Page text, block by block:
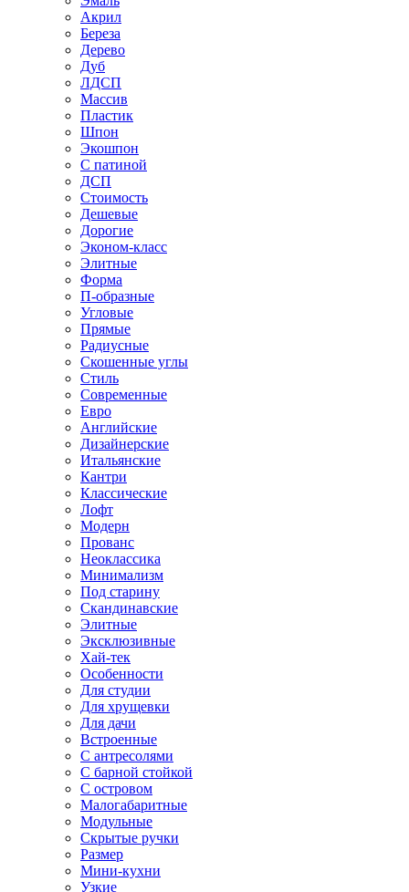
Акрил
Береза
Дерево
Дуб
ЛДСП
Массив
Пластик
Шпон
Экошпон
С патиной
ДСП
Стоимость
Дешевые
Дорогие
Эконом-класс
Элитные
Форма
П-образные
Угловые
Прямые
Радиусные
Скошенные углы
Стиль
Современные
Евро
Английские
Дизайнерские
Итальянские
Кантри
Классические
Лофт
Модерн
Прованс
Неоклассика
Минимализм
Под старину
Скандинавские
Элитные
Эксклюзивные
Хай-тек
Особенности
Для студии
Для хрущевки
Для дачи
Встроенные
С антресолями
С барной стойкой
С островом
Малогабаритные
Модульные
Скрытые ручки
Размер
Мини-кухни
Узкие